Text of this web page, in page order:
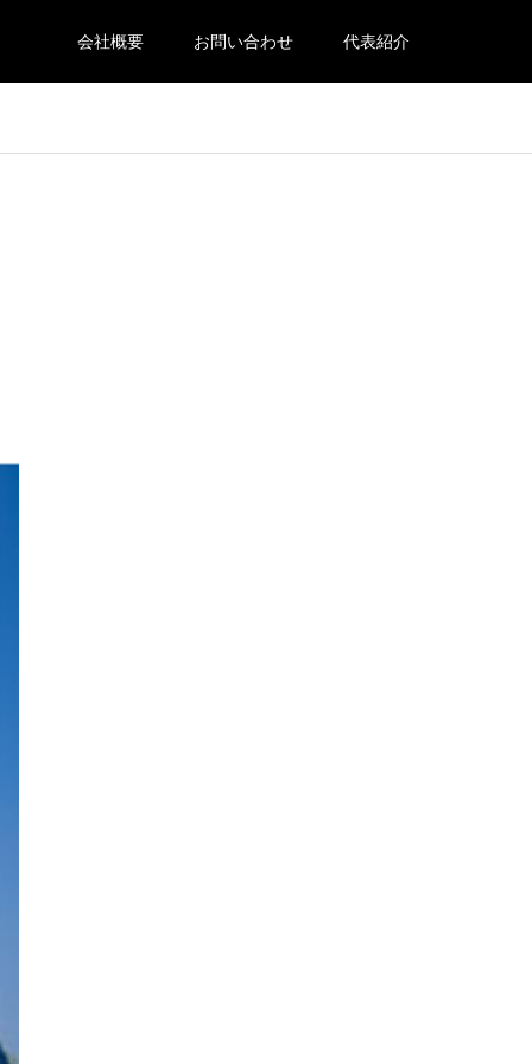
会社概要 お問い合わせ 代表紹介